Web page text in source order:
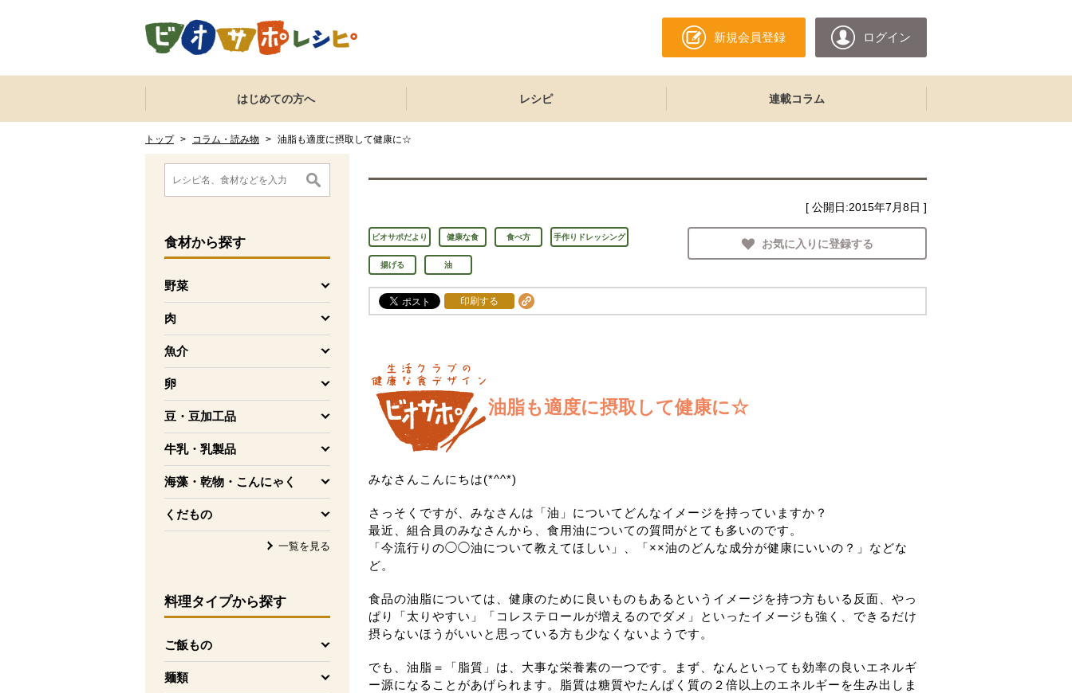
新規会員登録 ログイン
ここからサイト内共通メニューです。
サイト内共通メニューをスキップする
はじめての方へ レシピ 連載コラム
トップ > コラム・読み物 > 油脂も適度に摂取して健康に☆
ここから消費材検索メニューです。
食材から探す
野菜
を開く
肉
を開く
魚介
を開く
卵
を開く
豆・豆加工品
を開く
牛乳・乳製品
を開く
海藻・乾物・こんにゃく
を開く
くだもの
を開く
一覧を見る
料理タイプから探す
ご飯もの
を開く
麺類
を開く
消費材検索メニューここまで。
ここから本文です。
[ 公開日:2015年7月8日 ]
ビオサポだより 健康な食 食べ方 手作りドレッシング
揚げる 油
お気に入りに登録する
印刷する
油脂も適度に摂取して健康に☆
みなさんこんにちは(*^^*)
さっそくですが、みなさんは「油」についてどんなイメージを持っていますか？
最近、組合員のみなさんから、食用油についての質問がとても多いのです。
「今流行りの◯◯油について教えてほしい」、「××油のどんな成分が健康にいいの？」などな
ど。
食品の油脂については、健康のために良いものもあるというイメージを持つ方もいる反面、やっ
ぱり「太りやすい」「コレステロールが増えるのでダメ」といったイメージも強く、できるだけ
摂らないほうがいいと思っている方も少なくないようです。
でも、油脂＝「脂質」は、大事な栄養素の一つです。まず、なんといっても効率の良いエネルギ
ー源になることがあげられます。脂質は糖質やたんぱく質の２倍以上のエネルギーを生み出しま